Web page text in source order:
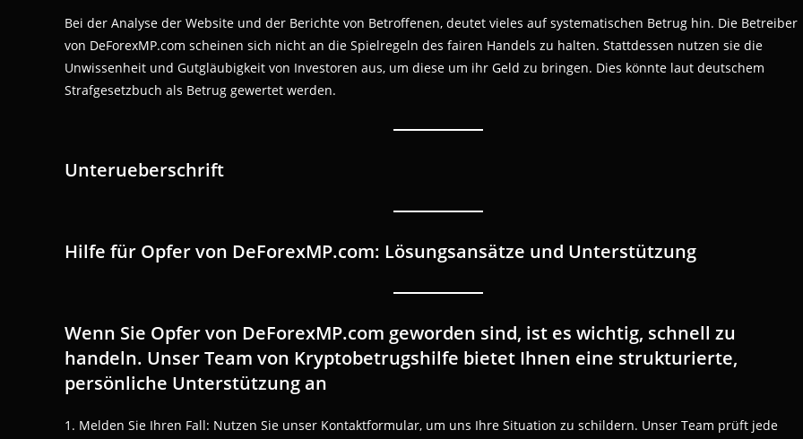
Bei der Analyse der Website und der Berichte von Betroffenen, deutet vieles auf systematischen Betrug hin. Die Betreiber
von DeForexMP.com scheinen sich nicht an die Spielregeln des fairen Handels zu halten. Stattdessen nutzen sie die
Unwissenheit und Gutgläubigkeit von Investoren aus, um diese um ihr Geld zu bringen. Dies könnte laut deutschem
Strafgesetzbuch als Betrug gewertet werden.
Unterueberschrift
Hilfe für Opfer von DeForexMP.com: Lösungsansätze und Unterstützung
Wenn Sie Opfer von DeForexMP.com geworden sind, ist es wichtig, schnell zu
handeln. Unser Team von Kryptobetrugshilfe bietet Ihnen eine strukturierte,
persönliche Unterstützung an
1. Melden Sie Ihren Fall: Nutzen Sie unser Kontaktformular, um uns Ihre Situation zu schildern. Unser Team prüft jede